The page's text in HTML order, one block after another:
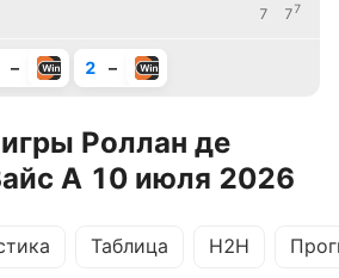
7 77
– 2 –
Роллан де
А 10 июля 2026
Таблица H2H